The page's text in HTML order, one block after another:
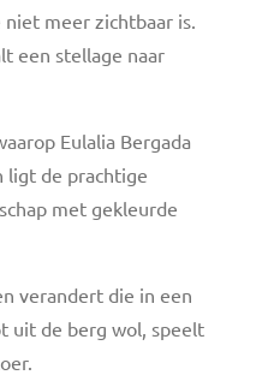
meer zichtbaar is.
een stellage naar
Eulalia Bergada
ligt de prachtige
met gekleurde
verandert die in een
uit de berg wol, speelt